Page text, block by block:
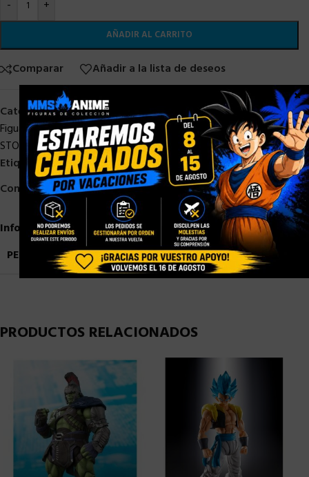
- +
AÑADIR AL CARRITO
Comparar Añadir a la lista de deseos
Categorías:Bandai,DRAGON BALL, DRAGON BALL STOCK,S. H.
Figuarts,SH Figuarts Dragon Ball, SHF DRAGON BALL,
STOCK/DISPONIBLE
Etiquetas:Dragon Ball Super Hero, Goku
Compartir:
Información adicional
PESO
0,9 kg
PRODUCTOS RELACIONADOS
×